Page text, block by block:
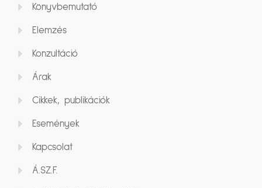
Könyvbemutató
Elemzés
Konzultáció
Árak
Cikkek, publikációk
Események
Kapcsolat
Á.SZ.F.